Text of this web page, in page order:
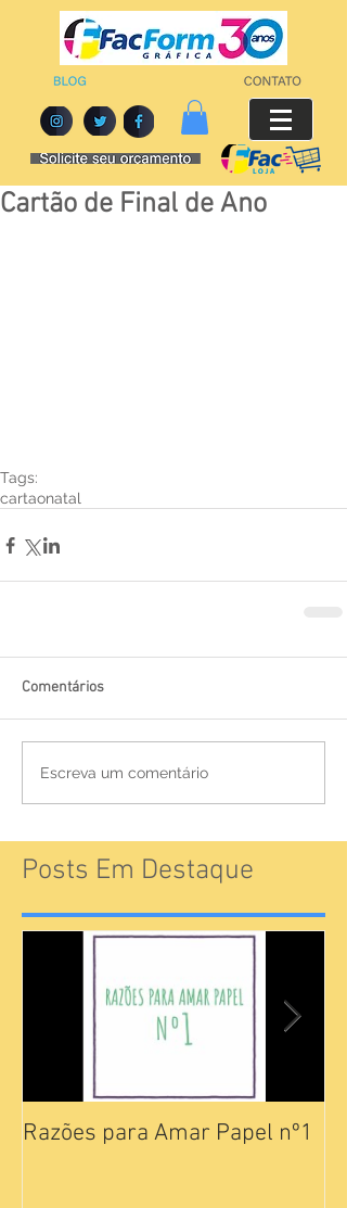
Cartão de Final de Ano
Tags:
cartaonatal
Comentários
Escreva um comentário
Posts Em Destaque
Razões para Amar Papel nº1